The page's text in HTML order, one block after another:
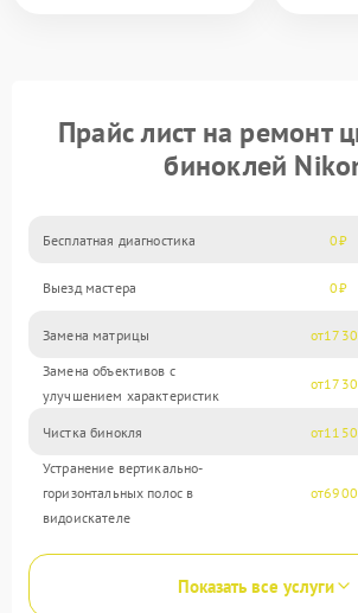
Прайс лист на ремонт
биноклей
Бесплатная диагностика 0
Выезд мастера 0
Замена матрицы 1730
Замена объективов с
улучшением характеристик
1730
Чистка бинокля 1150
Устранение вертикально-
горизонтальных полос в
видоискателе
6900
Показать все услуги